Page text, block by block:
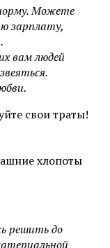
Можете
зарплату,
вам людей
свои траты!
хлопоты
решить до